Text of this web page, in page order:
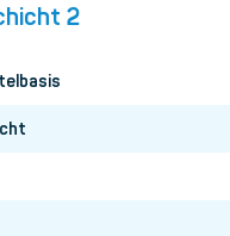
2